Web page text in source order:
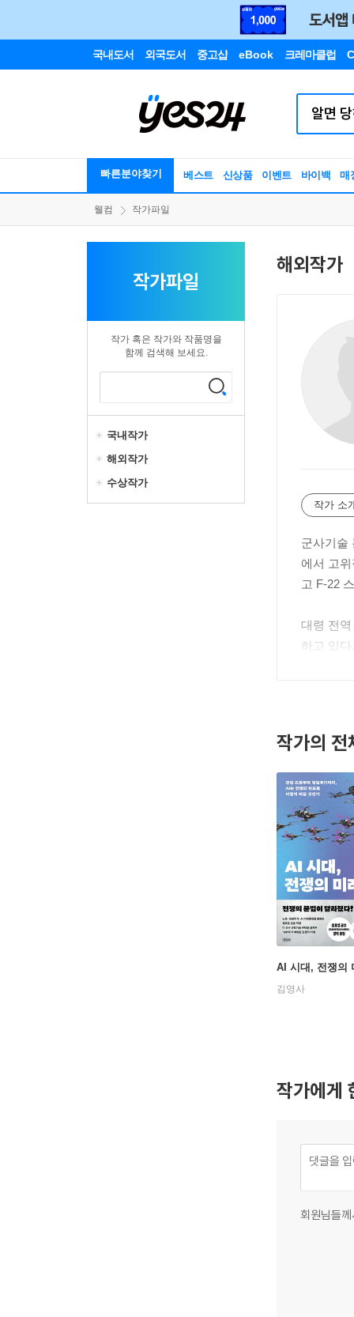
국내도서 외국도서 중고샵 eBook 크레마클럽
빠른분야찾기 베스트 신상품 이벤트 바이백 매
웰컴 작가파일
작가파일
작가 혹은 작가와 작품명을
함께 검색해 보세요.
국내작가
해외작가
수상작가
해외작가
작가 소
군사기술
에서 고
고 F-22
대령 전
하고 있
작가의 전
AI 시대, 전쟁의
김영사
작가에게
회원님들